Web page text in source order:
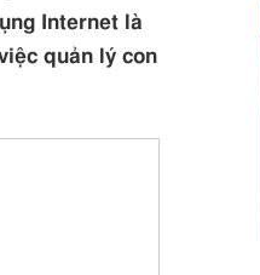
Internet là
quản lý con